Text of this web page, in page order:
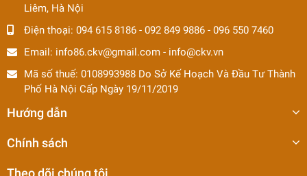
Liêm, Hà Nội
Điện thoại: 094 615 8186 - 092 849 9886 - 096 550 7460
Email: info86.ckv@gmail.com - info@ckv.vn
Mã số thuế: 0108993988 Do Sở Kế Hoạch Và Đầu Tư Thành
Phố Hà Nội Cấp Ngày 19/11/2019
Hướng dẫn
Chính sách
Theo dõi chúng tôi